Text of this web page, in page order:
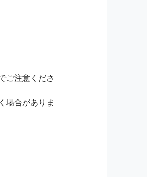
ご注意くださ
場合がありま